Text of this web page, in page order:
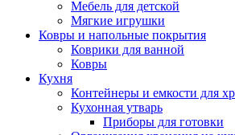
Мебель для детской
Мягкие игрушки
Ковры и напольные покрытия
Коврики для ванной
Ковры
Кухня
Контейнеры и емкости для
Кухонная утварь
Приборы для готовки